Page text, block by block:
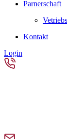
Parnerschaft
Kontakt
Login